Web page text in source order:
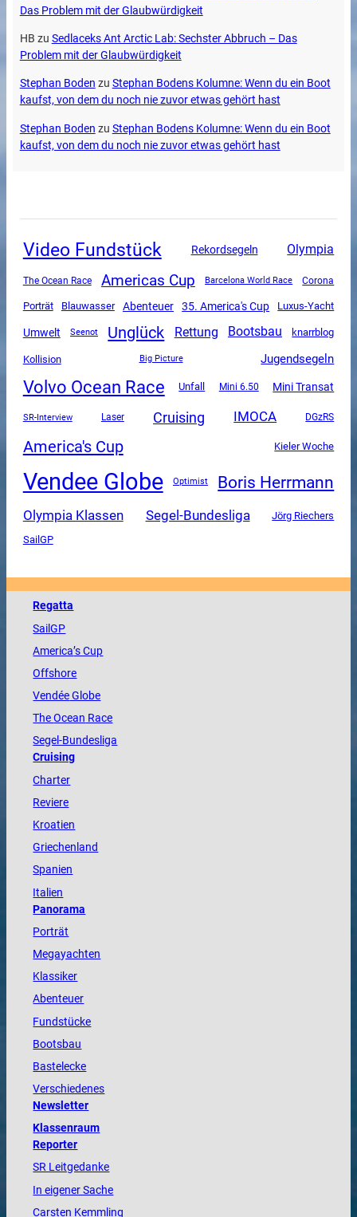
Das Problem mit der Glaubwürdigkeit
HB zu Sedlaceks Ant Arctic Lab: Sechster Abbruch – Das
Problem mit der Glaubwürdigkeit
Stephan Boden zu Stephan Bodens Kolumne: Wenn du ein Boot
kaufst, von dem du noch nie zuvor etwas gehört hast
Stephan Boden zu Stephan Bodens Kolumne: Wenn du ein Boot
kaufst, von dem du noch nie zuvor etwas gehört hast
Video Fundstück Rekordsegeln Olympia
The Ocean Race Americas Cup Barcelona World Race Corona
Porträt Blauwasser Abenteuer 35. America's Cup Luxus-Yacht
Umwelt Seenot Unglück Rettung Bootsbau knarrblog
Kollision Big Picture Jugendsegeln
Volvo Ocean Race Unfall Mini 6.50 Mini Transat
SR-Interview Laser Cruising IMOCA DGzRS
America's Cup Kieler Woche
Vendee Globe Optimist Boris Herrmann
Olympia Klassen Segel-Bundesliga
Jörg Riechers
SailGP
Regatta
SailGP
America’s Cup
Offshore
VendéeGlobe
TheOcean Race
Segel-Bundesliga
Cruising
Charter
Reviere
Kroatien
Griechenland
Spanien
Italien
Panorama
Porträt
Megayachten
Klassiker
Abenteuer
Fundstücke
Bootsbau
Bastelecke
Verschiedenes
Newsletter
Klassenraum
Reporter
SR Leitgedanke
In eigener Sache
Carsten Kemmling